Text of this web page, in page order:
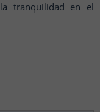
tranquilidad en el